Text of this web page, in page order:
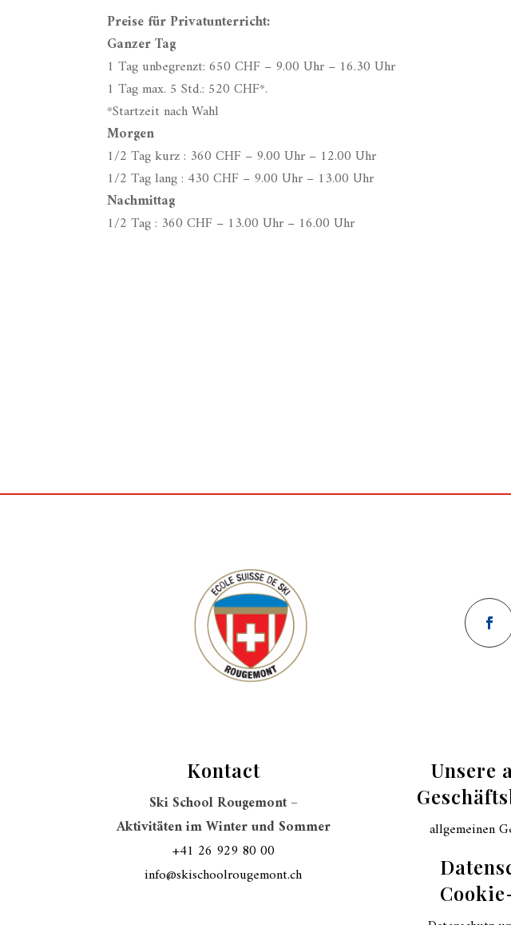
Preise für Privatunterricht:
Ganzer Tag
1 Tag unbegrenzt: 650 CHF – 9.00 Uhr – 16.30 Uhr
1 Tag max. 5 Std.: 520 CHF*.
*Startzeit nach Wahl
Morgen
1/2 Tag kurz : 360 CHF – 9.00 Uhr – 12.00 Uhr
1/2 Tag lang : 430 CHF – 9.00 Uhr – 13.00 Uhr
Nachmittag
1/2 Tag : 360 CHF – 13.00 Uhr – 16.00 Uhr
Kontact
Ski School Rougemont –
Aktivitäten im Winter und Sommer
+41 26 929 80 00
info@skischoolrougemont.ch
Unsere
allgemeinen